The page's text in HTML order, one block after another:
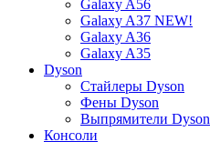
Galaxy A56
Galaxy A37 NEW!
Galaxy A36
Galaxy A35
Dyson
Стайлеры Dyson
Фены Dyson
Выпрямители Dyson
Консоли